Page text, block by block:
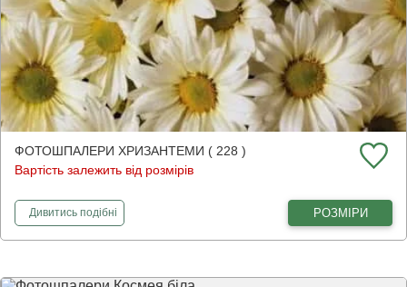
ФОТОШПАЛЕРИ ХРИЗАНТЕМИ ( 228 )
Вартість залежить від розмірів
Дивитисьфотошпалери
подібні РОЗМІРИ